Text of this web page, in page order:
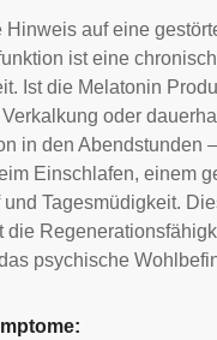
Hinweis auf eine
ist eine
Ist die Melatonin
oder
in den Abendstunden
Einschlafen, einem
Tagesmüdigkeit.
die
psychische